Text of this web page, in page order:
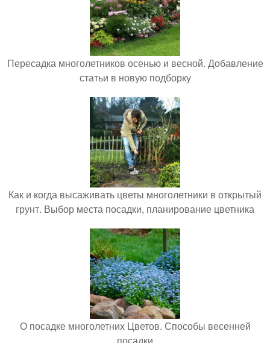
Пересадка многолетников осенью и весной. Добавление
статьи в новую подборку
Как и когда высаживать цветы многолетники в открытый
грунт. Выбор места посадки, планирование цветника
О посадке многолетних Цветов. Способы весенней